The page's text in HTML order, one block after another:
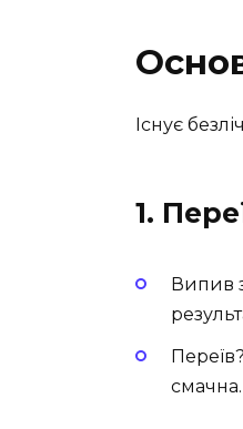
Існує
1.
Випив
смачна.